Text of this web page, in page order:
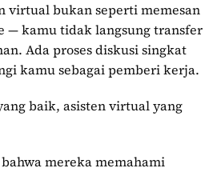
virtual bukan seperti memesan
— kamu tidak langsung transfer
Ada proses diskusi singkat
kamu sebagai pemberi kerja.
baik, asisten virtual yang
mereka memahami